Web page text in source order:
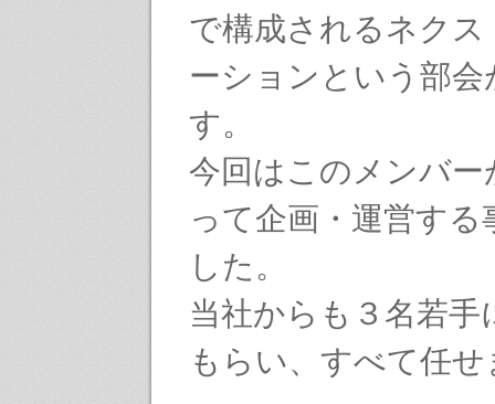
で構成されるネク
ーションという部
す。
今回はこのメンバー
って企画・運営する
した。
当社からも３名若手
もらい、すべて任